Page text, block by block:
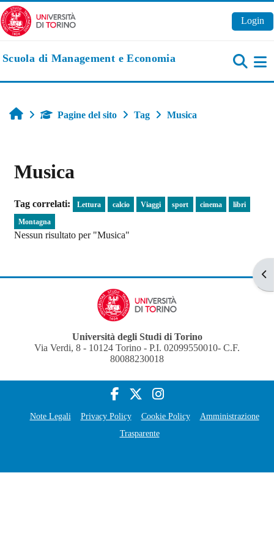
Vai al contenuto principale
Login
Scuola di Management e Economia
HomePagine del sito Tag Musica
Musica
Tag correlati: Lettura calcio Viaggi sport cinema
libri
Montagna
Nessun risultato per "Musica"
Università degli Studi di Torino
Via Verdi, 8 - 10124 Torino - P.I. 02099550010- C.F.
80088230018
Note Legali Privacy Policy Cookie Policy
Amministrazione
Trasparente